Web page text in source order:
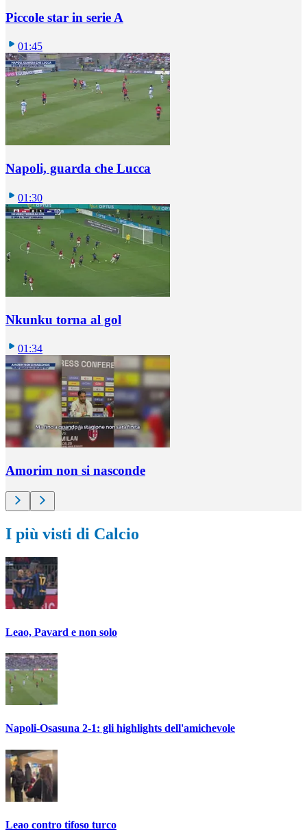
Piccole star in serie A
01:45
Napoli, guarda che Lucca
01:30
Nkunku torna al gol
01:34
Amorim non si nasconde
I più visti di Calcio
Leao, Pavard e non solo
Napoli-Osasuna 2-1: gli highlights dell'amichevole
Leao contro tifoso turco